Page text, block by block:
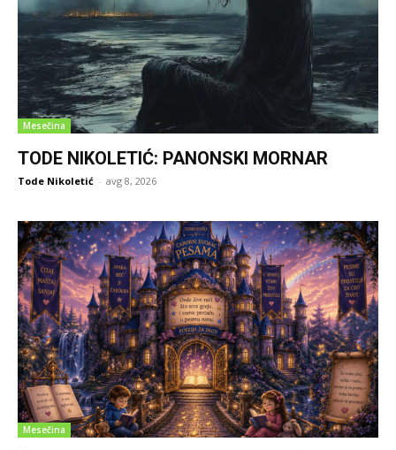
Mesečina
TODE NIKOLETIĆ: PANONSKI MORNAR
Tode Nikoletić - avg 8, 2026
Mesečina